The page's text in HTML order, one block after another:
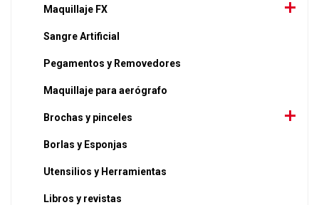
Maquillaje FX
Sangre Artificial
Pegamentos y Removedores
Maquillaje para aerógrafo
Brochas y pinceles
Borlas y Esponjas
Utensilios y Herramientas
Libros y revistas